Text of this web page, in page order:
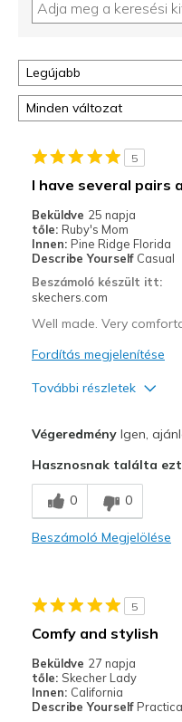
5
I have several pairs
Beküldve 25 napja
tőle: Ruby's Mom
Innen: Pine Ridge Florida
Describe Yourself Casual
Beszámoló készült itt:
skechers.com
Well made. Very
Fordítás megjelenítése
További részletek
Breathe Well
Comfortable
Casual Wear
Width
Sizing
Feels
VégeredményIgen,
Hasznosnak találta
0 0
Beszámoló Megjelölése
5
Comfy and stylish
Beküldve 27 napja
tőle: Skecher Lady
Innen: California
Describe Yourself